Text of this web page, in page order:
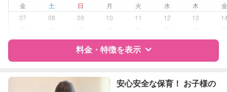
障がい児対応 対応可否は個別に相談
レッスン なし
お子様の撮影
対応可能
金 土 日 月 火 水 木
07
08 09 10 11 12 13
料金・特徴を表示
特徴 料金 レビュー
安心安全な保育！ お子様の